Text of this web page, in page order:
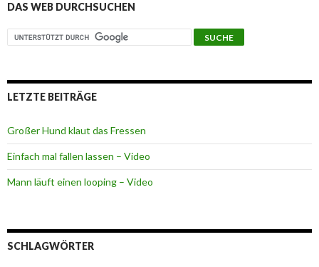
DAS WEB DURCHSUCHEN
LETZTE BEITRÄGE
Großer Hund klaut das Fressen
Einfach mal fallen lassen – Video
Mann läuft einen looping – Video
SCHLAGWÖRTER